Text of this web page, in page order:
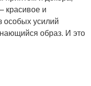
красивое и
особых усилий
образ. И это